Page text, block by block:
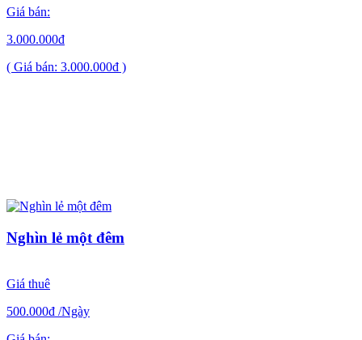
Giá bán:
3.000.000đ
( Giá bán: 3.000.000đ )
Nghìn lẻ một đêm
Giá thuê
500.000đ /Ngày